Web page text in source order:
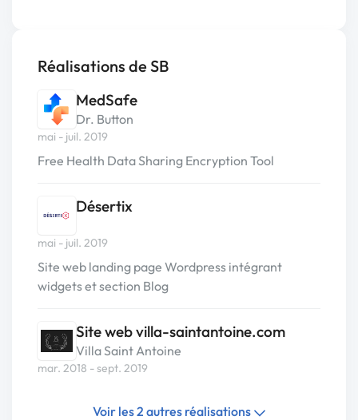
Réalisations de SB
MedSafe
Dr. Button
mai - juil. 2019
Free Health Data Sharing Encryption Tool
Désertix
mai - juil. 2019
Site web landing page Wordpress intégrant
widgets et section Blog
Site web villa-saintantoine.com
Villa Saint Antoine
mar. 2018 - sept. 2019
Voir les 2 autres réalisations